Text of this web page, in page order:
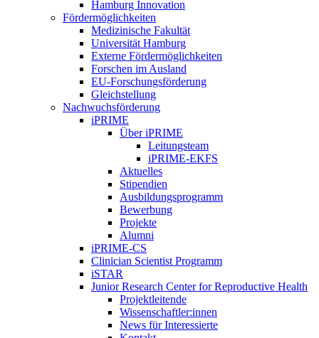
Hamburg Innovation
Fördermöglichkeiten
Medizinische Fakultät
Universität Hamburg
Externe Fördermöglichkeiten
Forschen im Ausland
EU-Forschungsförderung
Gleichstellung
Nachwuchsförderung
iPRIME
Über iPRIME
Leitungsteam
iPRIME-EKFS
Aktuelles
Stipendien
Ausbildungsprogramm
Bewerbung
Projekte
Alumni
iPRIME-CS
Clinician Scientist Programm
iSTAR
Junior Research Center for Reproductive Health
Projektleitende
Wissenschaftler:innen
News für Interessierte